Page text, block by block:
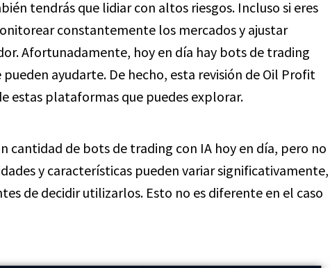
tendrás que lidiar con altos riesgos. Incluso si eres
constantemente los mercados y ajustar
Afortunadamente, hoy en día hay bots de trading
ayudarte. De hecho, esta revisión de Oil Profit
estas plataformas que puedes explorar.
cantidad de bots de trading con IA hoy en día, pero no
y características pueden variar significativamente,
de decidir utilizarlos. Esto no es diferente en el caso